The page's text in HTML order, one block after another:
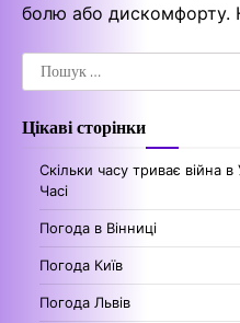
болю або дискомфорту.
Пошук:
Цікаві сторінки
Скільки часу триває війна
Часі
Погода в Вінниці
Погода Київ
Погода Львів